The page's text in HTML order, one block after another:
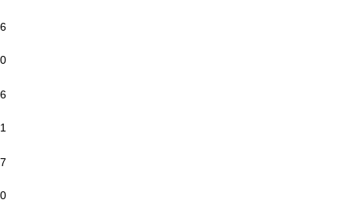
6
0
6
1
7
0